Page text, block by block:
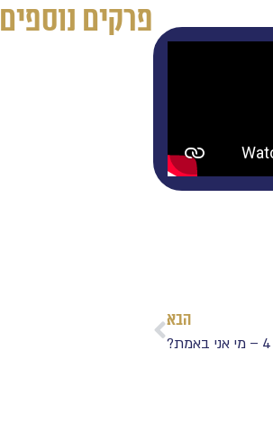
הבא
פרקים נוספים